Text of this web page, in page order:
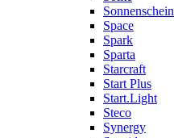
Sonnenschein
Space
Spark
Sparta
Starcraft
Start Plus
Start.Light
Steco
Synergy